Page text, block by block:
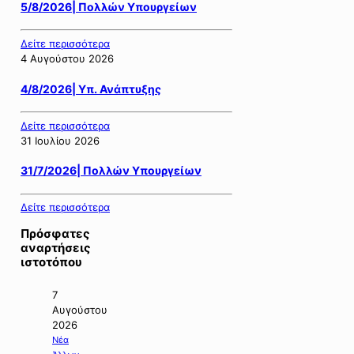
5/8/2026| Πολλών Υπουργείων
Δείτε περισσότερα
4 Αυγούστου 2026
4/8/2026| Υπ. Ανάπτυξης
Δείτε περισσότερα
31 Ιουλίου 2026
31/7/2026| Πολλών Υπουργείων
Δείτε περισσότερα
Πρόσφατες
αναρτήσεις
ιστοτόπου
7
Αυγούστου
2026
Νέα